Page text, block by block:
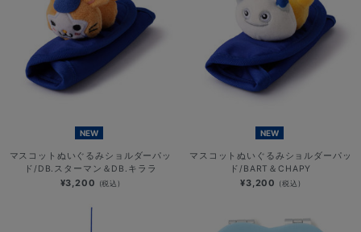
NEW
マスコットぬいぐるみショルダーパッ
ド/DB.スターマン＆DB.キララ
¥3,200 (税込)
NEW
マスコットぬいぐるみショルダーパッ
ド/BART＆CHAPY
¥3,200 (税込)